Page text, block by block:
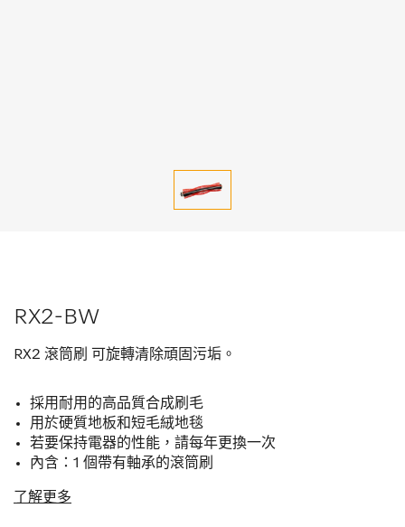
RX2-BW
RX2 滾筒刷 可旋轉清除頑固污垢。
採用耐用的高品質合成刷毛
用於硬質地板和短毛絨地毯
若要保持電器的性能，請每年更換一次
內含：1 個帶有軸承的滾筒刷
了解更多